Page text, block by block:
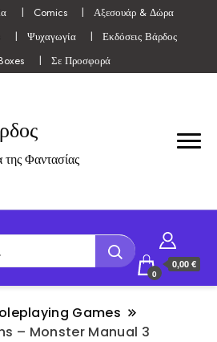
Comics
Αξεσουάρ & Δώρα
Ψυχαγωγία
Εκδόσεις Βάρδος
Σε Προσφορά
Φαντασίας
0
0,00 €
Games
– Monster Manual 3